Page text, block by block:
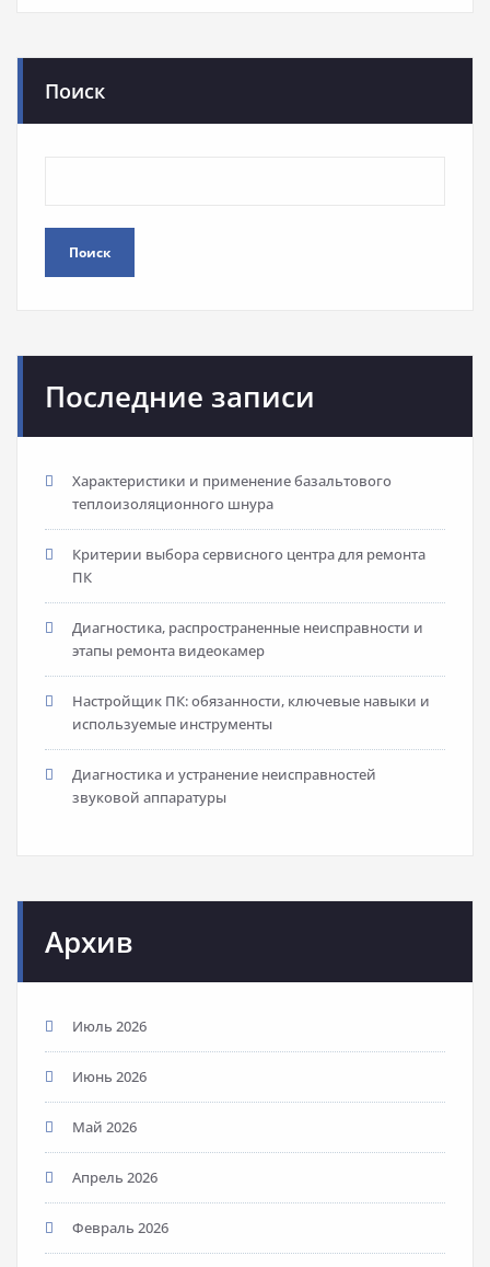
Поиск
Поиск
Последние записи
Характеристики и применение базальтового
теплоизоляционного шнура
Критерии выбора сервисного центра для ремонта
ПК
Диагностика, распространенные неисправности и
этапы ремонта видеокамер
Настройщик ПК: обязанности, ключевые навыки и
используемые инструменты
Диагностика и устранение неисправностей
звуковой аппаратуры
Архив
Июль 2026
Июнь 2026
Май 2026
Апрель 2026
Февраль 2026